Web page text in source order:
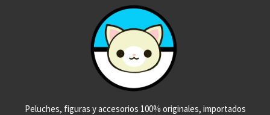
Peluches, figuras y accesorios 100% originales, importados